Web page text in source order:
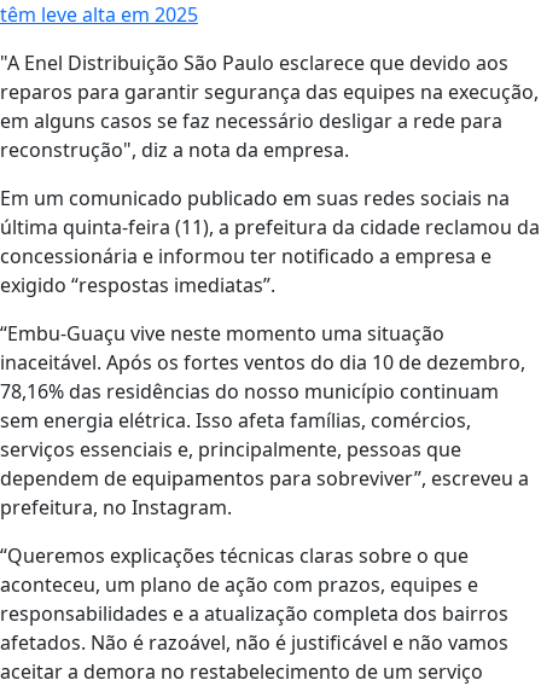
têm leve alta em 2025
"A Enel Distribuição São Paulo esclarece que devido aos
reparos para garantir segurança das equipes na execução,
em alguns casos se faz necessário desligar a rede para
reconstrução", diz a nota da empresa.
Em um comunicado publicado em suas redes sociais na
última quinta-feira (11), a prefeitura da cidade reclamou da
concessionária e informou ter notificado a empresa e
exigido “respostas imediatas”.
“Embu-Guaçu vive neste momento uma situação
inaceitável. Após os fortes ventos do dia 10 de dezembro,
78,16% das residências do nosso município continuam
sem energia elétrica. Isso afeta famílias, comércios,
serviços essenciais e, principalmente, pessoas que
dependem de equipamentos para sobreviver”, escreveu a
prefeitura, no Instagram.
“Queremos explicações técnicas claras sobre o que
aconteceu, um plano de ação com prazos, equipes e
responsabilidades e a atualização completa dos bairros
afetados. Não é razoável, não é justificável e não vamos
aceitar a demora no restabelecimento de um serviço